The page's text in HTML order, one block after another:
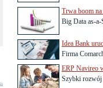
Trwa boom
Big Data as-
Idea Bank
Firma
ERP Navireo
Szybki rozwój